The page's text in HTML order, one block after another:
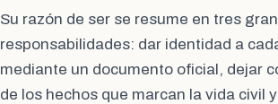
Su razón de ser se resume en tres
responsabilidades: dar identidad a
mediante un documento oficial, dejar
de los hechos que marcan la vida civil